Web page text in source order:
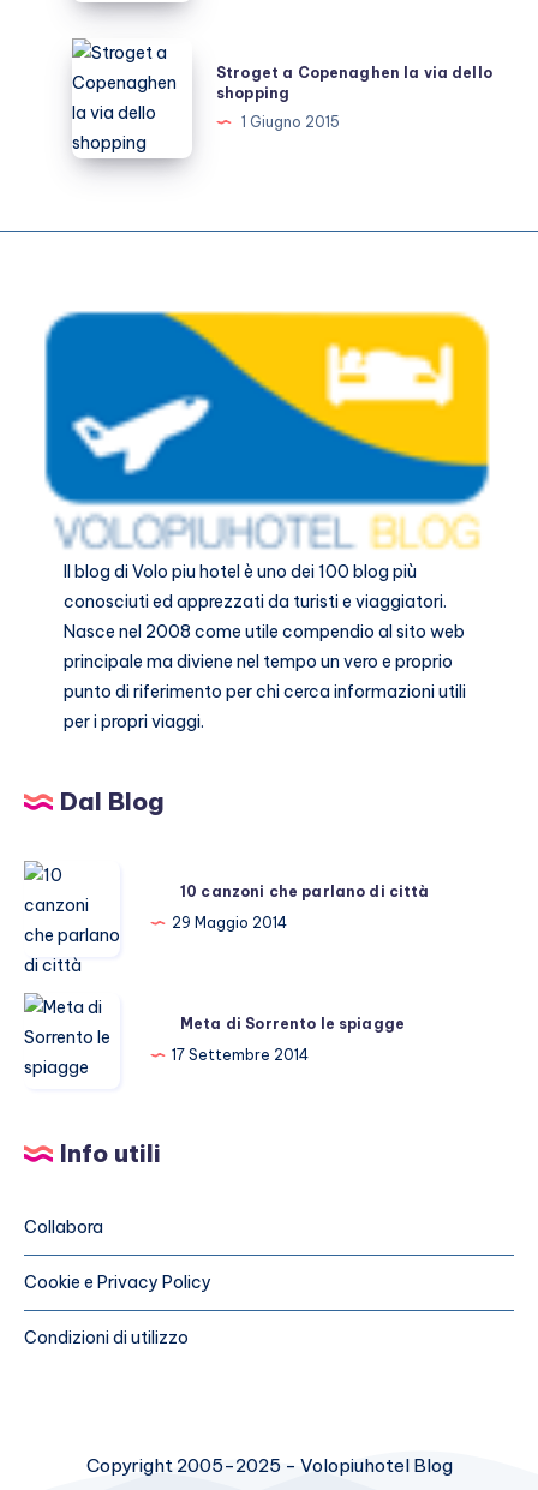
arrivare
e
cosa
visitare
Stroget
a
Copenaghen
la
via
shopping
Stroget a Copenaghen la via dello
shopping
1 Giugno 2015
Il blog diVolo piu hotelè uno dei 100 blog più
conosciuti ed apprezzati da turisti e viaggiatori.
Nasce nel 2008 come utile compendio al sito web
principale ma diviene nel tempo un vero e proprio
punto di riferimento per chi cerca informazioni utili
per i propri viaggi.
Dal Blog
10
canzoni
che
parlano
di
10 canzoni che parlano di città
29 Maggio 2014
Meta
di
Sorrento
Meta di Sorrento le spiagge
17 Settembre 2014
Info utili
Collabora
Cookie e Privacy Policy
Condizioni di utilizzo
Copyright 2005-2025 - Volopiuhotel Blog